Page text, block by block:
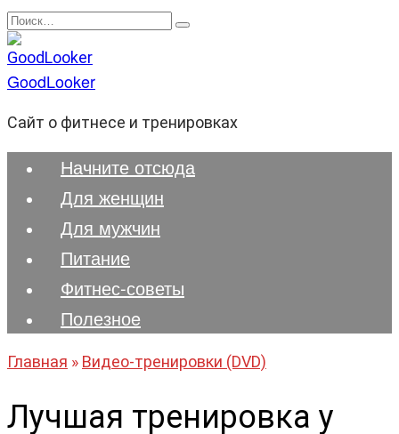
Перейти
к
содержанию
Search
for:
GoodLooker
Сайт о фитнесе и тренировках
Начните отсюда
Для женщин
Для мужчин
Питание
Фитнес-советы
Полезноe
Главная » Видео-тренировки (DVD)
Лучшая тренировка у